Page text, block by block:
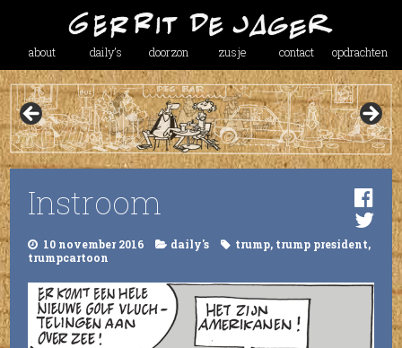
about daily’s doorzon zusje contact opdrachten
Instroom
10 november 2016 daily's trump, trump president,
trumpcartoon